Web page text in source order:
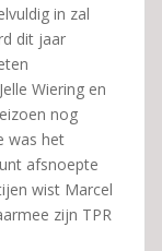
in zal
dit jaar
Wiering en
nog
was het
afsnoepte
wist Marcel
zijn TPR